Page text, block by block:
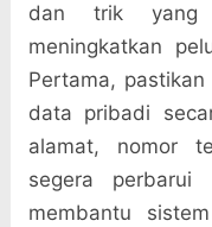
dan trik yang
meningkatkan
Pertama,
data pribadi
alamat, nomor
segera
membantu